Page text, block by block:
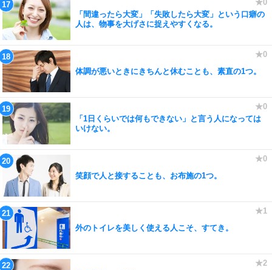
「間違ったら大変」「失敗したら大変」という口癖の
人は、物事を大げさに捉えやすくなる。
体調が悪いときにきちんと休むことも、素直の1つ。
「1日くらいでは何もできない」と言う人になっては
いけない。
笑顔で人と接することも、お布施の1つ。
外のトイレを美しく使える人こそ、すてき。